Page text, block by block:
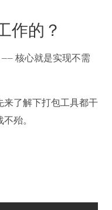
作的？
核心就是实现不需
来了解下打包工具都干
殆。